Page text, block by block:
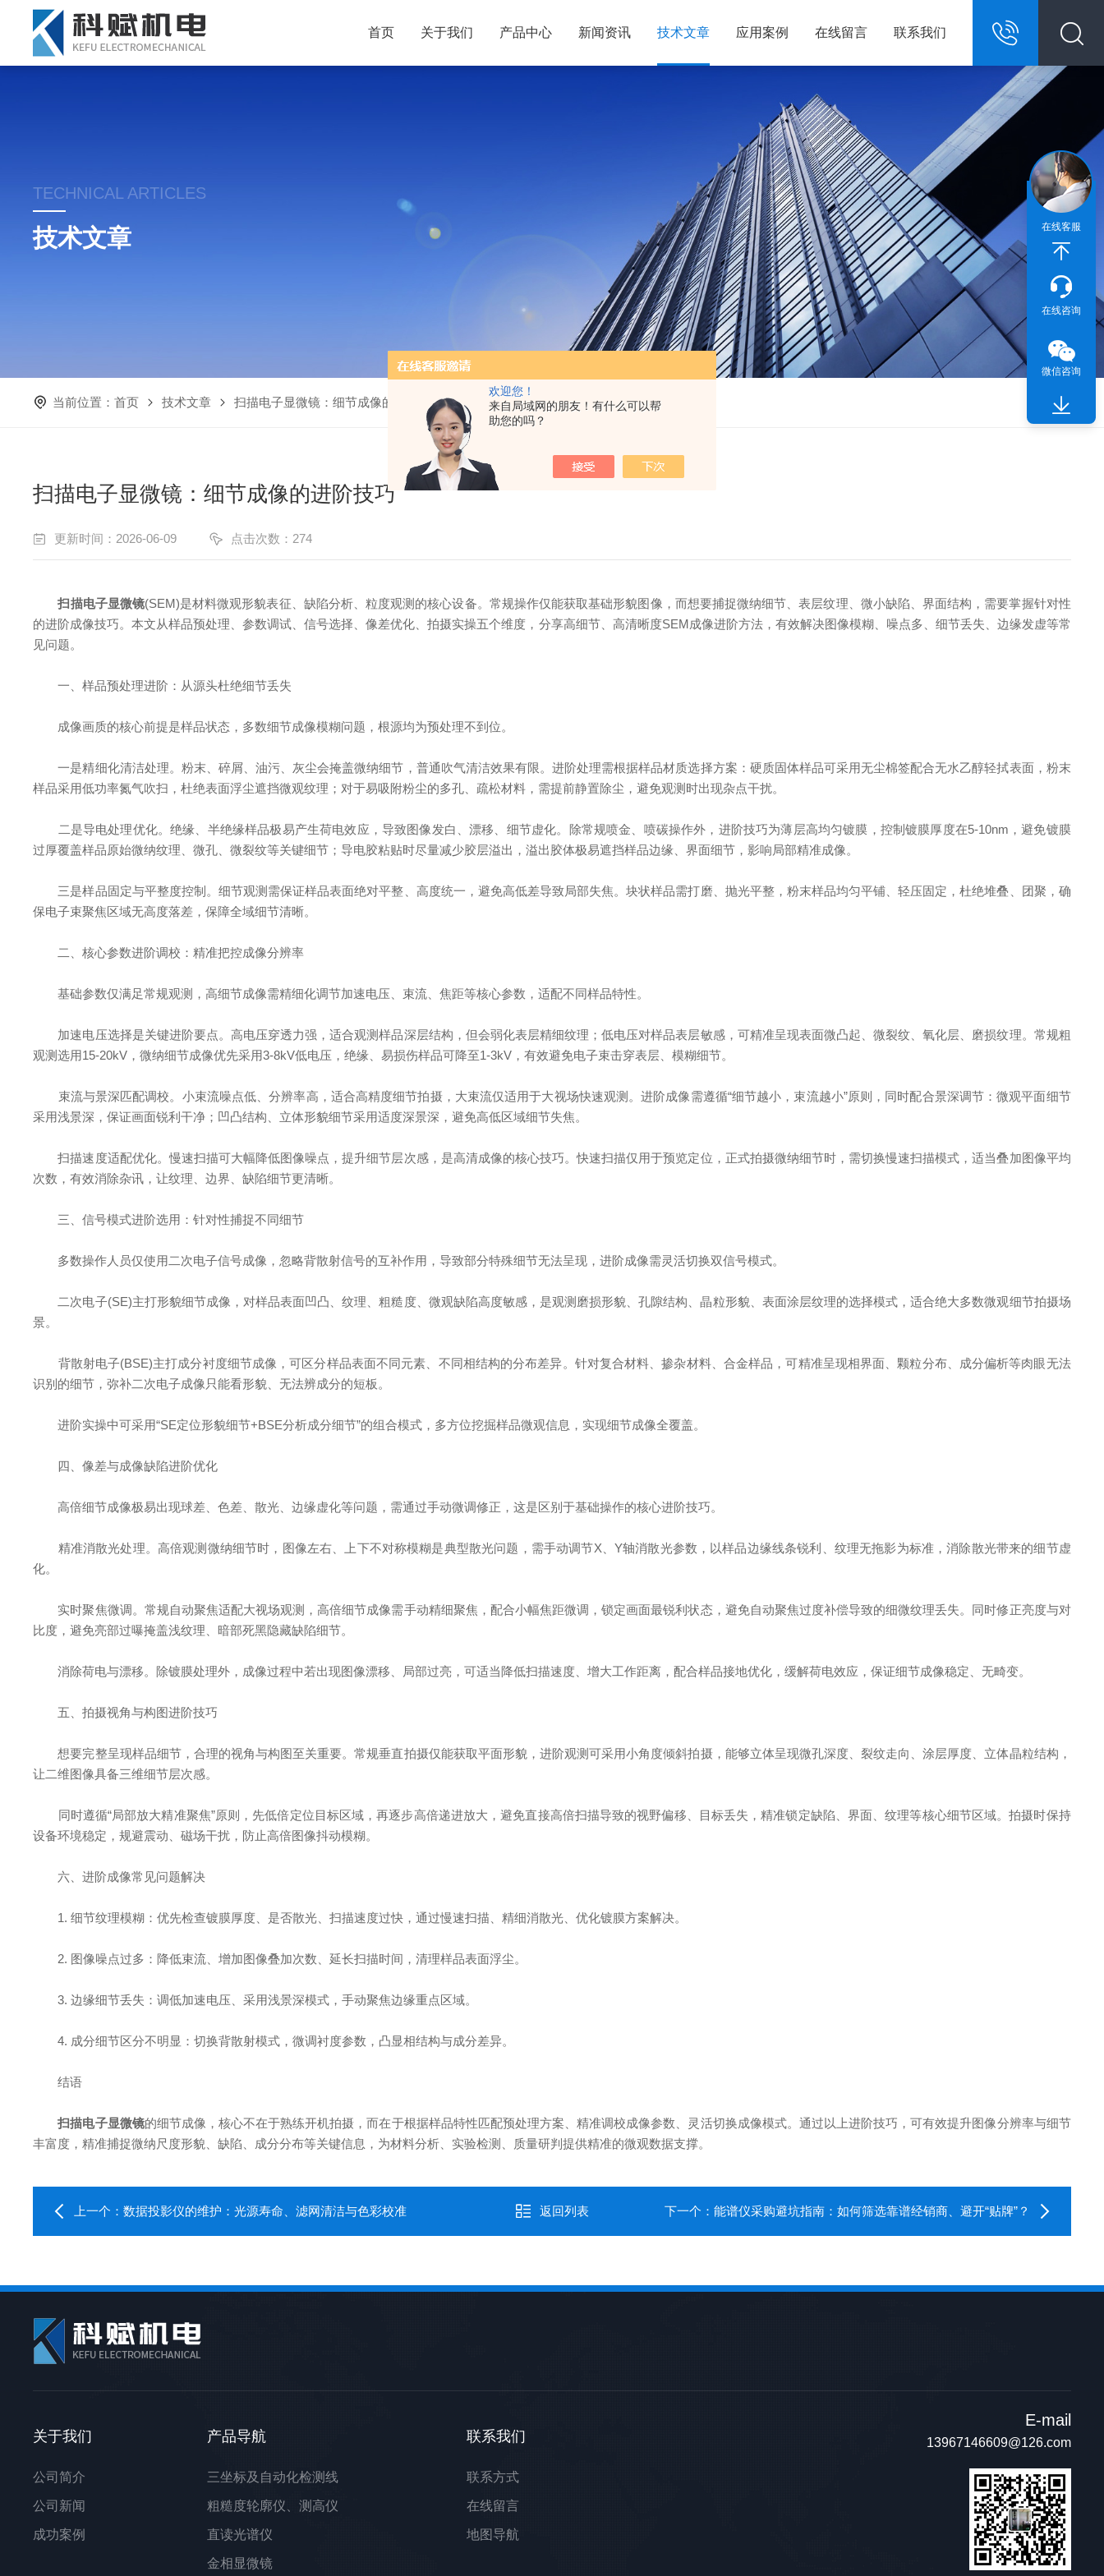
欢迎您！
来自局域网的朋友！有什么可以帮
助您的吗？
13967146609
首页 关于我们 产品中心 新闻资讯 技术文章 应用案例 在线留言 联系我们
TECHNICAL ARTICLES
技术文章
当前位置：首页 技术文章 扫描电子显微镜：细节成像的进阶技巧
扫描电子显微镜：细节成像的进阶技巧
更新时间：2026-06-09 点击次数：274
扫描电子显微镜(SEM)是材料微观形貌表征、缺陷分析、粒度观测的核心设备。常规操作仅能获取基础形貌图像，而想要捕捉微纳细节、表层纹理、微小缺陷、界面结构，需要掌握针对性
的进阶成像技巧。本文从样品预处理、参数调试、信号选择、像差优化、拍摄实操五个维度，分享高细节、高清晰度SEM成像进阶方法，有效解决图像模糊、噪点多、细节丢失、边缘发虚等常
见问题。
一、样品预处理进阶：从源头杜绝细节丢失
成像画质的核心前提是样品状态，多数细节成像模糊问题，根源均为预处理不到位。
一是精细化清洁处理。粉末、碎屑、油污、灰尘会掩盖微纳细节，普通吹气清洁效果有限。进阶处理需根据样品材质选择方案：硬质固体样品可采用无尘棉签配合无水乙醇轻拭表面，粉末
样品采用低功率氮气吹扫，杜绝表面浮尘遮挡微观纹理；对于易吸附粉尘的多孔、疏松材料，需提前静置除尘，避免观测时出现杂点干扰。
二是导电处理优化。绝缘、半绝缘样品极易产生荷电效应，导致图像发白、漂移、细节虚化。除常规喷金、喷碳操作外，进阶技巧为薄层高均匀镀膜，控制镀膜厚度在5-10nm，避免镀膜
过厚覆盖样品原始微纳纹理、微孔、微裂纹等关键细节；导电胶粘贴时尽量减少胶层溢出，溢出胶体极易遮挡样品边缘、界面细节，影响局部精准成像。
三是样品固定与平整度控制。细节观测需保证样品表面绝对平整、高度统一，避免高低差导致局部失焦。块状样品需打磨、抛光平整，粉末样品均匀平铺、轻压固定，杜绝堆叠、团聚，确
保电子束聚焦区域无高度落差，保障全域细节清晰。
二、核心参数进阶调校：精准把控成像分辨率
基础参数仅满足常规观测，高细节成像需精细化调节加速电压、束流、焦距等核心参数，适配不同样品特性。
加速电压选择是关键进阶要点。高电压穿透力强，适合观测样品深层结构，但会弱化表层精细纹理；低电压对样品表层敏感，可精准呈现表面微凸起、微裂纹、氧化层、磨损纹理。常规粗
观测选用15-20kV，微纳细节成像优先采用3-8kV低电压，绝缘、易损伤样品可降至1-3kV，有效避免电子束击穿表层、模糊细节。
束流与景深匹配调校。小束流噪点低、分辨率高，适合高精度细节拍摄，大束流仅适用于大视场快速观测。进阶成像需遵循“细节越小，束流越小”原则，同时配合景深调节：微观平面细节
采用浅景深，保证画面锐利干净；凹凸结构、立体形貌细节采用适度深景深，避免高低区域细节失焦。
扫描速度适配优化。慢速扫描可大幅降低图像噪点，提升细节层次感，是高清成像的核心技巧。快速扫描仅用于预览定位，正式拍摄微纳细节时，需切换慢速扫描模式，适当叠加图像平均
次数，有效消除杂讯，让纹理、边界、缺陷细节更清晰。
三、信号模式进阶选用：针对性捕捉不同细节
多数操作人员仅使用二次电子信号成像，忽略背散射信号的互补作用，导致部分特殊细节无法呈现，进阶成像需灵活切换双信号模式。
二次电子(SE)主打形貌细节成像，对样品表面凹凸、纹理、粗糙度、微观缺陷高度敏感，是观测磨损形貌、孔隙结构、晶粒形貌、表面涂层纹理的选择模式，适合绝大多数微观细节拍摄场
景。
背散射电子(BSE)主打成分衬度细节成像，可区分样品表面不同元素、不同相结构的分布差异。针对复合材料、掺杂材料、合金样品，可精准呈现相界面、颗粒分布、成分偏析等肉眼无法
识别的细节，弥补二次电子成像只能看形貌、无法辨成分的短板。
进阶实操中可采用“SE定位形貌细节+BSE分析成分细节”的组合模式，多方位挖掘样品微观信息，实现细节成像全覆盖。
四、像差与成像缺陷进阶优化
高倍细节成像极易出现球差、色差、散光、边缘虚化等问题，需通过手动微调修正，这是区别于基础操作的核心进阶技巧。
精准消散光处理。高倍观测微纳细节时，图像左右、上下不对称模糊是典型散光问题，需手动调节X、Y轴消散光参数，以样品边缘线条锐利、纹理无拖影为标准，消除散光带来的细节虚
化。
实时聚焦微调。常规自动聚焦适配大视场观测，高倍细节成像需手动精细聚焦，配合小幅焦距微调，锁定画面最锐利状态，避免自动聚焦过度补偿导致的细微纹理丢失。同时修正亮度与对
比度，避免亮部过曝掩盖浅纹理、暗部死黑隐藏缺陷细节。
消除荷电与漂移。除镀膜处理外，成像过程中若出现图像漂移、局部过亮，可适当降低扫描速度、增大工作距离，配合样品接地优化，缓解荷电效应，保证细节成像稳定、无畸变。
五、拍摄视角与构图进阶技巧
想要完整呈现样品细节，合理的视角与构图至关重要。常规垂直拍摄仅能获取平面形貌，进阶观测可采用小角度倾斜拍摄，能够立体呈现微孔深度、裂纹走向、涂层厚度、立体晶粒结构，
让二维图像具备三维细节层次感。
同时遵循“局部放大精准聚焦”原则，先低倍定位目标区域，再逐步高倍递进放大，避免直接高倍扫描导致的视野偏移、目标丢失，精准锁定缺陷、界面、纹理等核心细节区域。拍摄时保持
设备环境稳定，规避震动、磁场干扰，防止高倍图像抖动模糊。
六、进阶成像常见问题解决
1. 细节纹理模糊：优先检查镀膜厚度、是否散光、扫描速度过快，通过慢速扫描、精细消散光、优化镀膜方案解决。
2. 图像噪点过多：降低束流、增加图像叠加次数、延长扫描时间，清理样品表面浮尘。
3. 边缘细节丢失：调低加速电压、采用浅景深模式，手动聚焦边缘重点区域。
4. 成分细节区分不明显：切换背散射模式，微调衬度参数，凸显相结构与成分差异。
结语
扫描电子显微镜的细节成像，核心不在于熟练开机拍摄，而在于根据样品特性匹配预处理方案、精准调校成像参数、灵活切换成像模式。通过以上进阶技巧，可有效提升图像分辨率与细节
丰富度，精准捕捉微纳尺度形貌、缺陷、成分分布等关键信息，为材料分析、实验检测、质量研判提供精准的微观数据支撑。
上一个：数据投影仪的维护：光源寿命、滤网清洁与色彩校准 返回列表 下一个： 能谱仪采购避坑指南：如何筛选靠谱经销商、避开“贴牌”？
关于我们
公司简介
公司新闻
成功案例
产品导航
三坐标及自动化检测线
粗糙度轮廓仪、测高仪
直读光谱仪
金相显微镜
联系我们
联系方式
在线留言
地图导航
E-mail
13967146609@126.com
在线客服
在线咨询
微信咨询